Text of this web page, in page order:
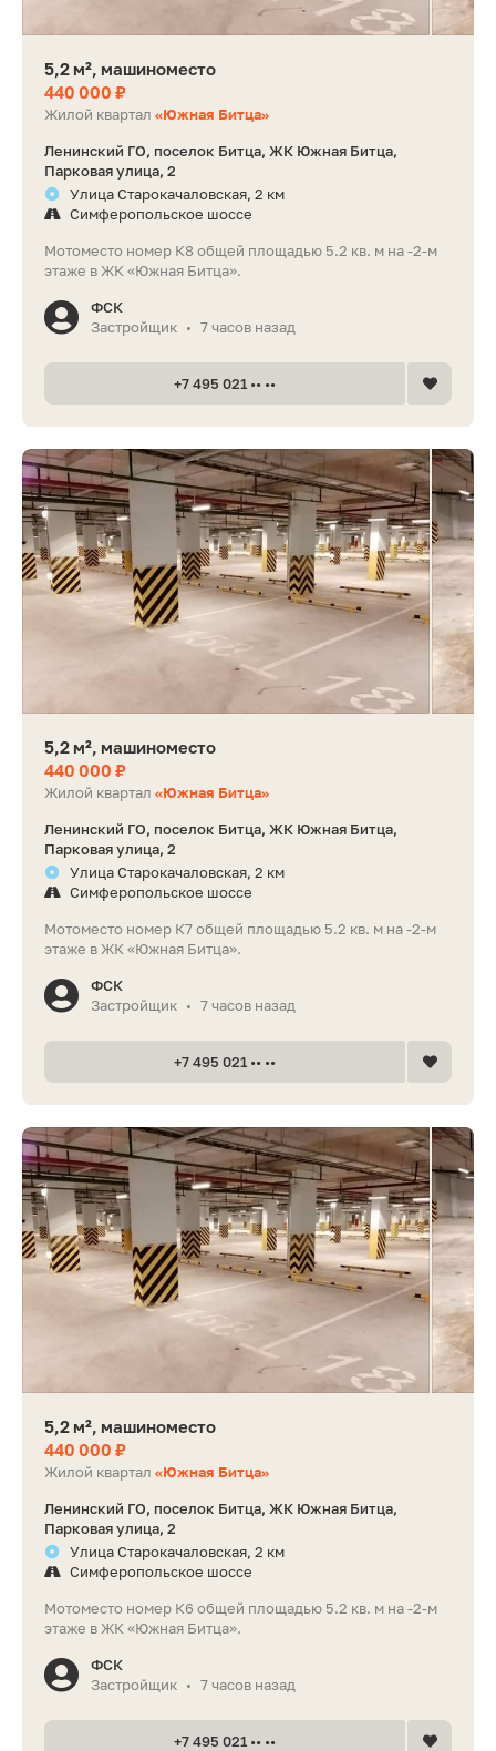
5,2 м², машиноместо
440 000 ₽
Жилой квартал «Южная Битца»
Ленинский ГО, поселок Битца, ЖК Южная Битца,
Парковая улица, 2
Улица Старокачаловская, 2 км
Симферопольское шоссе
Мотоместо номер К8 общей площадью 5.2 кв. м на -2-м
этаже в ЖК «Южная Битца».
ФСК
Застройщик • 7 часов назад
+7 495 021 •• ••
5,2 м², машиноместо
440 000 ₽
Жилой квартал «Южная Битца»
Ленинский ГО, поселок Битца, ЖК Южная Битца,
Парковая улица, 2
Улица Старокачаловская, 2 км
Симферопольское шоссе
Мотоместо номер К7 общей площадью 5.2 кв. м на -2-м
этаже в ЖК «Южная Битца».
ФСК
Застройщик • 7 часов назад
+7 495 021 •• ••
5,2 м², машиноместо
440 000 ₽
Жилой квартал «Южная Битца»
Ленинский ГО, поселок Битца, ЖК Южная Битца,
Парковая улица, 2
Улица Старокачаловская, 2 км
Симферопольское шоссе
Мотоместо номер К6 общей площадью 5.2 кв. м на -2-м
этаже в ЖК «Южная Битца».
ФСК
Застройщик • 7 часов назад
+7 495 021 •• ••